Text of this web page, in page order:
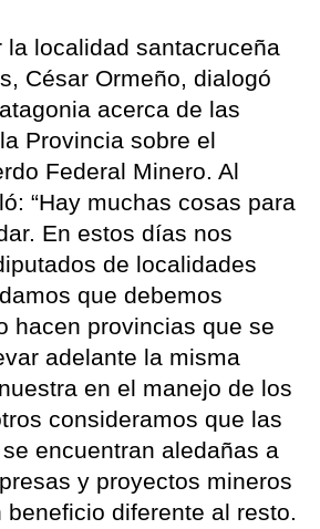
la localidad santacruceña
César Ormeño, dialogó
acerca de las
Provincia sobre el
Federal Minero. Al
“Hay muchas cosas para
En estos días nos
de localidades
que debemos
hacen provincias que se
adelante la misma
en el manejo de los
consideramos que las
encuentran aledañas a
y proyectos mineros
beneficio diferente al resto.